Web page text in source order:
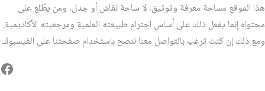
هذا الموقع مساحة معرفة وتوثيق، لا ساحة نقاش أو جدل، ومن يطّلع على
محتواه إنما يفعل ذلك على أساس احترام طبيعته العلمية ومرجعيته الأكاديمية.
ومع ذلك إن كنت ترغب بالتواصل معنا ننصح باستخدام صفحتنا على الفيسبوك.